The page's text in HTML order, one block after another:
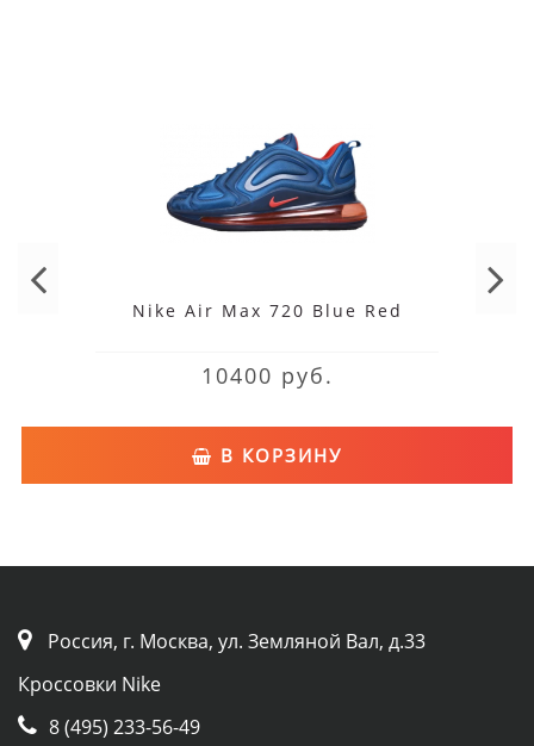
Nike Air Max 720 Blue Red
10400 руб.
В КОРЗИНУ
Россия, г. Москва, ул. Земляной Вал, д.33
Кроссовки Nike
8 (495) 233-56-49